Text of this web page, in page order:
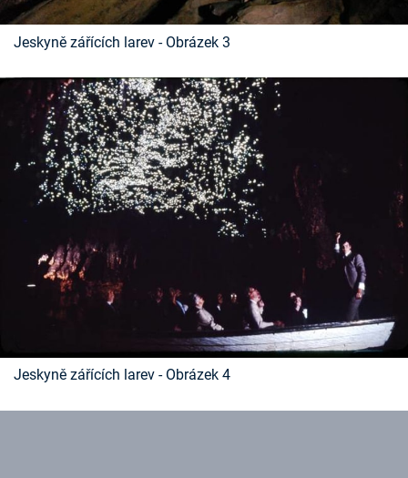
Jeskyně zářících larev - Obrázek 3
Jeskyně zářících larev - Obrázek 4